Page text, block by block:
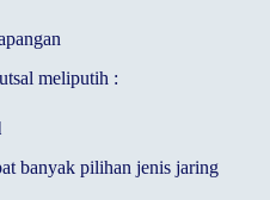
meliputih :
banyak pilihan jenis jaring